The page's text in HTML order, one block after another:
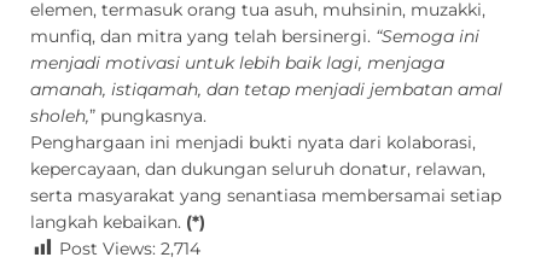
elemen, termasuk orang tua asuh, muhsinin, muzakki,
munfiq, dan mitra yang telah bersinergi. “Semoga ini
menjadi motivasi untuk lebih baik lagi, menjaga
amanah, istiqamah, dan tetap menjadi jembatan amal
sholeh,” pungkasnya.
Penghargaan ini menjadi bukti nyata dari kolaborasi,
kepercayaan, dan dukungan seluruh donatur, relawan,
serta masyarakat yang senantiasa membersamai setiap
langkah kebaikan. (*)
Post Views: 2,714